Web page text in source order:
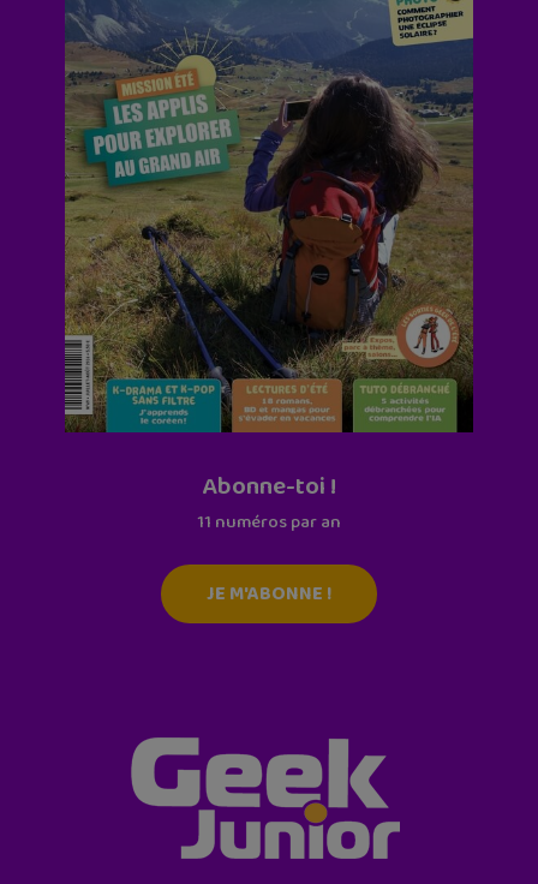
Abonne-toi !
11 numéros par an
JE M'ABONNE !